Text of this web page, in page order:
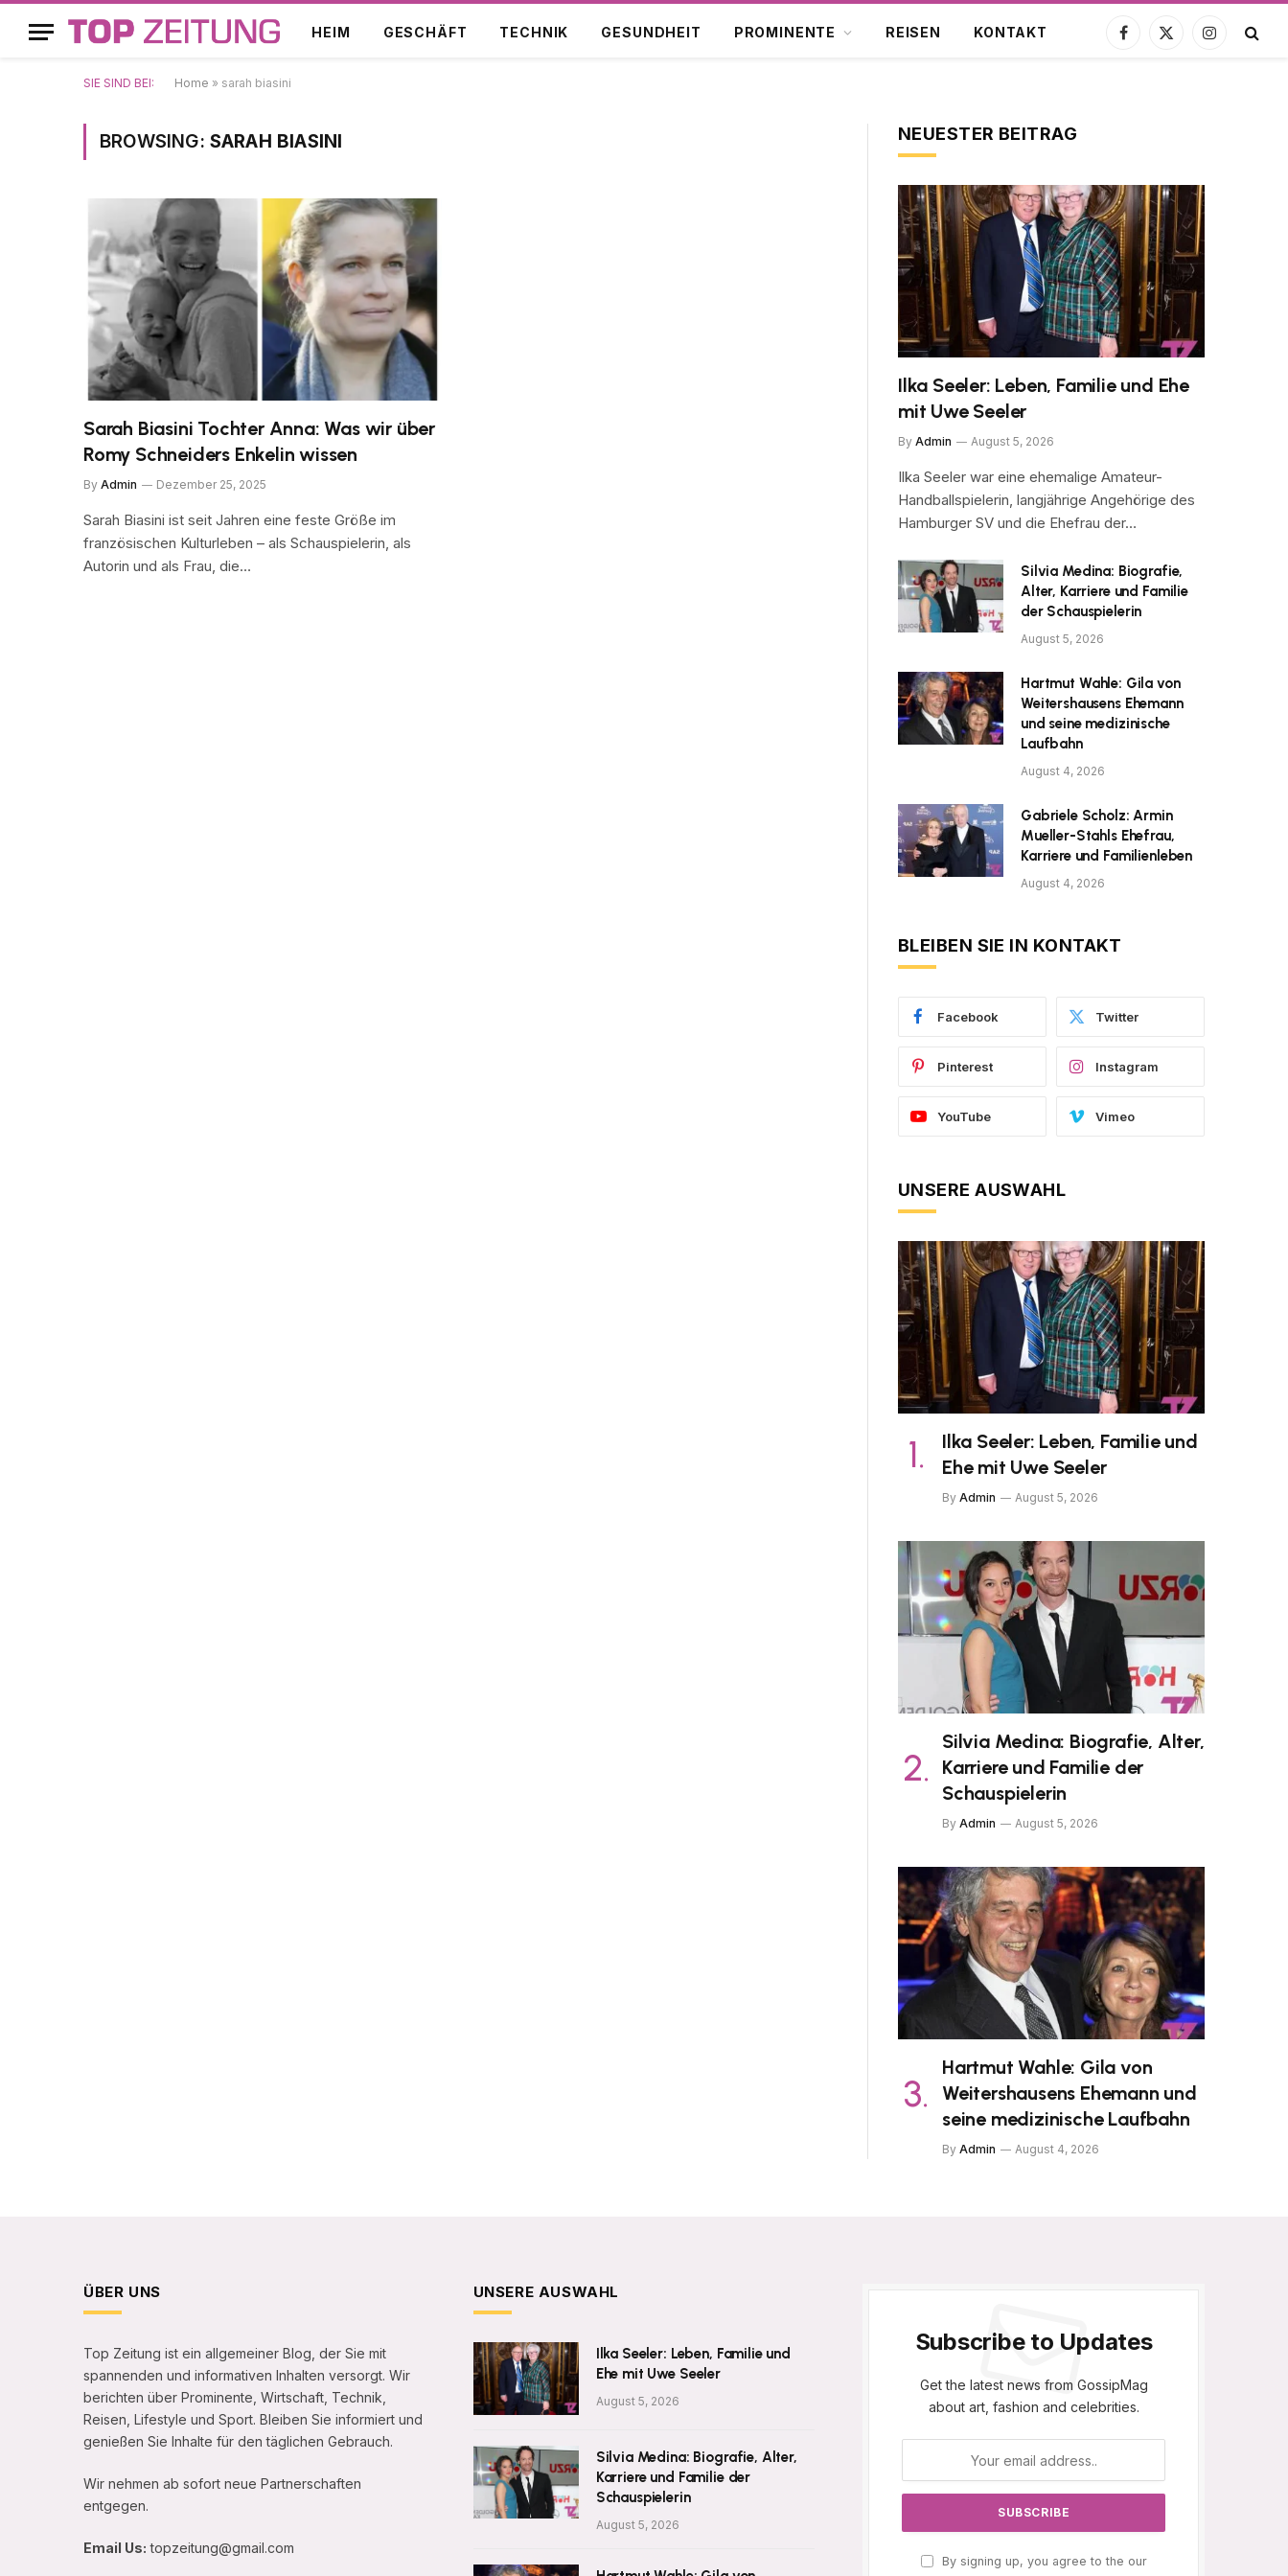
HEIM GESCHÄFT TECHNIK GESUNDHEIT PROMINENTE REISEN KONTAKT
Facebook
X
Instagram
SIE SIND BEI: Home » sarah biasini
BROWSING: SARAH BIASINI
Sarah Biasini Tochter Anna: Was wir über
Romy Schneiders Enkelin wissen
By Admin Dezember 25, 2025
Sarah Biasini ist seit Jahren eine feste Größe im
französischen Kulturleben – als Schauspielerin, als
Autorin und als Frau, die…
NEUESTER BEITRAG
Ilka Seeler: Leben, Familie und Ehe
mit Uwe Seeler
By Admin August 5, 2026
Ilka Seeler war eine ehemalige Amateur-
Handballspielerin, langjährige Angehörige des
Hamburger SV und die Ehefrau der…
Silvia Medina: Biografie,
Alter, Karriere und Familie
der Schauspielerin
August 5, 2026
Hartmut Wahle: Gila von
Weitershausens Ehemann
und seine medizinische
Laufbahn
August 4, 2026
Gabriele Scholz: Armin
Mueller-Stahls Ehefrau,
Karriere und Familienleben
August 4, 2026
BLEIBEN SIE IN KONTAKT
Facebook Twitter
Pinterest Instagram
YouTube Vimeo
UNSERE AUSWAHL
Ilka Seeler: Leben, Familie und
Ehe mit Uwe Seeler
By Admin August 5, 2026
Silvia Medina: Biografie, Alter,
Karriere und Familie der
Schauspielerin
By Admin August 5, 2026
Hartmut Wahle: Gila von
Weitershausens Ehemann und
seine medizinische Laufbahn
By Admin August 4, 2026
ÜBER UNS
Top Zeitung ist ein allgemeiner Blog, der Sie mit
spannenden und informativen Inhalten versorgt. Wir
berichten über Prominente, Wirtschaft, Technik,
Reisen, Lifestyle und Sport. Bleiben Sie informiert und
genießen Sie Inhalte für den täglichen Gebrauch.
Wir nehmen ab sofort neue Partnerschaften
entgegen.
Email Us: topzeitung@gmail.com
UNSERE AUSWAHL
Ilka Seeler: Leben, Familie und
Ehe mit Uwe Seeler
August 5, 2026
Silvia Medina: Biografie, Alter,
Karriere und Familie der
Schauspielerin
August 5, 2026
Subscribe to Updates
Get the latest news from GossipMag
about art, fashion and celebrities.
By signing up, you agree to the our